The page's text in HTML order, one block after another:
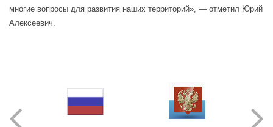
многие вопросы для развития наших территорий», — отметил Юрий
Алексеевич.